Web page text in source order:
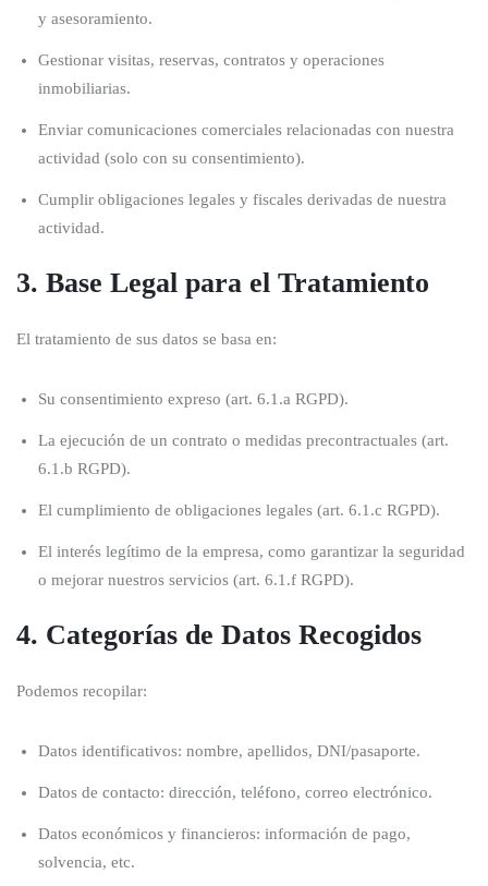
y asesoramiento.
Gestionar visitas, reservas, contratos y operaciones
inmobiliarias.
Enviar comunicaciones comerciales relacionadas con nuestra
actividad (solo con su consentimiento).
Cumplir obligaciones legales y fiscales derivadas de nuestra
actividad.
3. Base Legal para el Tratamiento
El tratamiento de sus datos se basa en:
Su consentimiento expreso (art. 6.1.a RGPD).
La ejecución de un contrato o medidas precontractuales (art.
6.1.b RGPD).
El cumplimiento de obligaciones legales (art. 6.1.c RGPD).
El interés legítimo de la empresa, como garantizar la seguridad
o mejorar nuestros servicios (art. 6.1.f RGPD).
4. Categorías de Datos Recogidos
Podemos recopilar:
Datos identificativos: nombre, apellidos, DNI/pasaporte.
Datos de contacto: dirección, teléfono, correo electrónico.
Datos económicos y financieros: información de pago,
solvencia, etc.